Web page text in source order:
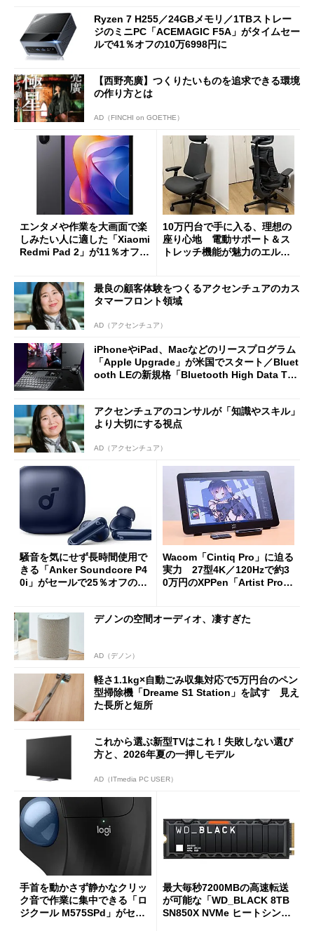
Ryzen 7 H255／24GBメモリ／1TBストレー
ジのミニPC「ACEMAGIC F5A」がタイムセー
ルで41％オフの10万6998円に
【西野亮廣】つくりたいものを追求できる環境
の作り方とは
AD（FINCHI on GOETHE）
エンタメや作業を大画面で楽
しみたい人に適した「Xiaomi
Redmi Pad 2」が11％オフの
10万円台で手に入る、理想の
座り心地 電動サポート＆ス
トレッチ機能が魅力のエルゴ
最良の顧客体験をつくるアクセンチュアのカス
タマーフロント領域
AD（アクセンチュア）
iPhoneやiPad、Macなどのリースプログラム
「Apple Upgrade」が米国でスタート／Bluet
ooth LEの新規格「Bluetooth High Data Thr
アクセンチュアのコンサルが「知識やスキル」
より大切にする視点
AD（アクセンチュア）
騒音を気にせず長時間使用で
きる「Anker Soundcore P4
0i」がセールで25％オフの59
Wacom「Cintiq Pro」に迫る
実力 27型4K／120Hzで約3
0万円のXPPen「Artist Pro 2
デノンの空間オーディオ、凄すぎた
AD（デノン）
軽さ1.1kg×自動ごみ収集対応で5万円台のペン
型掃除機「Dreame S1 Station」を試す 見え
た長所と短所
これから選ぶ新型TVはこれ！失敗しない選び
方と、2026年夏の一押しモデル
AD（ITmedia PC USER）
手首を動かさず静かなクリッ
ク音で作業に集中できる「ロ
ジクール M575SPd」がセー
最大毎秒7200MBの高速転送
が可能な「WD_BLACK 8TB
SN850X NVMe ヒートシンク